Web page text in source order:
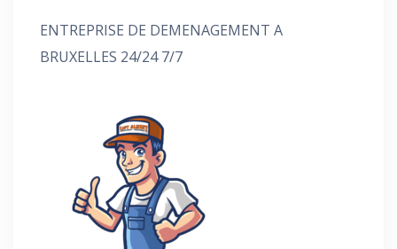
ENTREPRISE DE DEMENAGEMENT A
BRUXELLES 24/24 7/7